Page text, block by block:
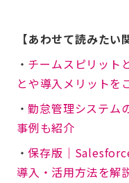
【あわせて読みたい
・ チームスピリット
とや導入メリットを
・勤怠管理システム
事例も紹介
・保存版
導入・活用方法を解